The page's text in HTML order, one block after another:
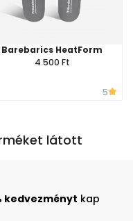
Barebarics HeatForm
4 500 Ft
5
látott
kedvezményt kap